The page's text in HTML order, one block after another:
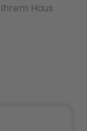
Haus